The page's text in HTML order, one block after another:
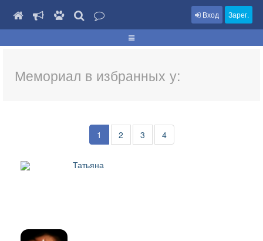
Вход Зарег.
Мемориал в избранных у:
1 2 3 4
Татьяна